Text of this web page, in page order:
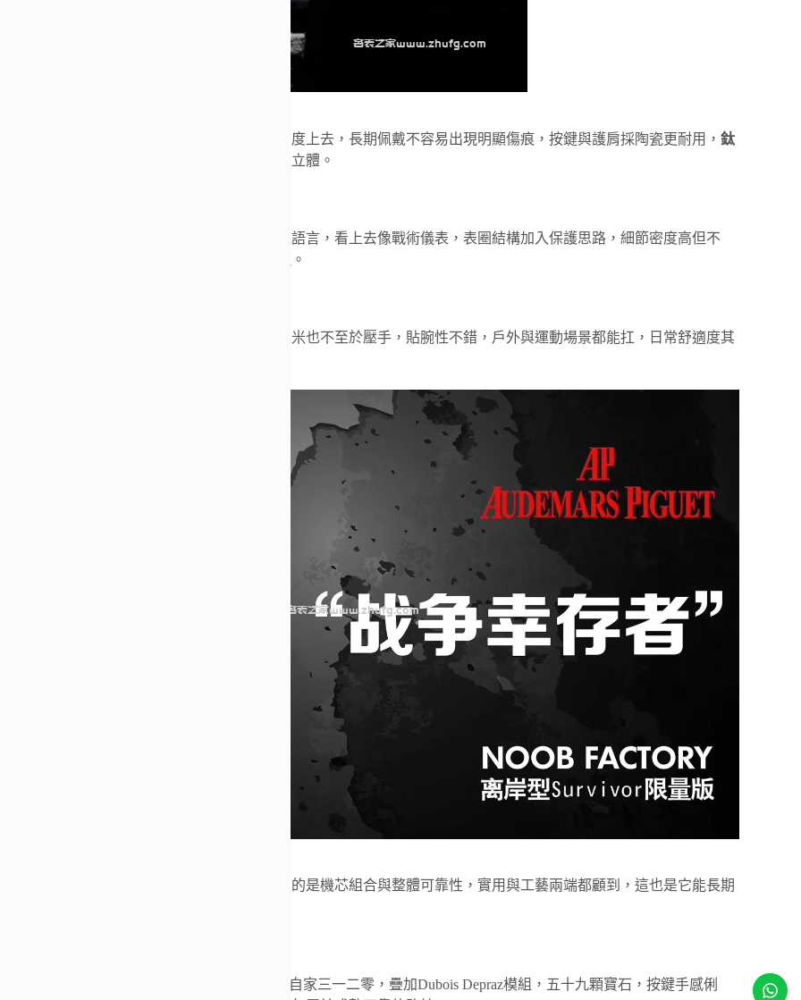
用鈦金屬配黑色陶瓷，重量控制得下來，耐刮度上去，長期佩戴不容易出現明顯傷痕，按鍵與護肩採陶瓷更耐用， 鈦
在當年並不多見，層次感也因此更立體。
黑灰對比，讀時直接，三眼計時搭配斜切視覺語言，看上去像戰術儀表，表圈結構加入保護思路，細節密度高但不
看沉穩，近看有料，這種處理是這只表的靈魂。
膠帶，柔軟耐汗，配合輕量的鈦殼，四十四毫米也不至於壓手，貼腕性不錯，戶外與運動場景都能扛，日常舒適度其
如果只有外觀撐場面走不遠，倖存者的底子靠的是機芯組合與整體可靠性，實用與工藝兩端都顧到，這也是它能長期
自動上鏈計時機芯，基礎為AP自家三一二零，疊加Dubois Depraz模組，五十九顆寶石，按鍵手感俐